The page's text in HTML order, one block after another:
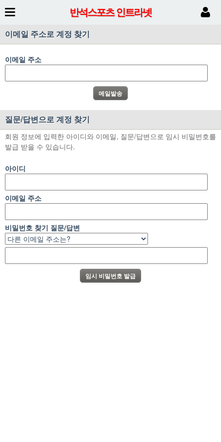
반석스포츠 인트라넷
이메일 주소로 계정 찾기
이메일 주소
질문/답변으로 계정 찾기
회원 정보에 입력한 아이디와 이메일, 질문/답변으로 임시 비밀번호를
발급 받을 수 있습니다.
아이디
이메일 주소
비밀번호 찾기 질문/답변